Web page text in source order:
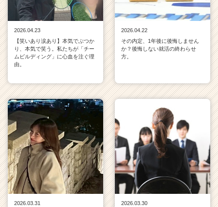
2026.04.23
【笑いあり涙あり】本気でぶつか
り、本気で笑う。私たちが「チー
ムビルディング」に心血を注ぐ理
由。
2026.04.22
その内定、1年後に後悔しません
か？後悔しない就活の終わらせ
方。
2026.03.31
2026.03.30